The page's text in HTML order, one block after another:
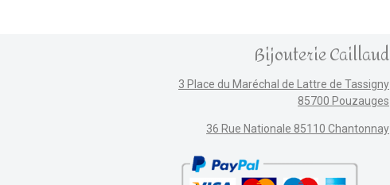
Bijouterie Caillaud
3 Place du Maréchal de Lattre de Tassigny
85700 Pouzauges
36 Rue Nationale 85110 Chantonnay